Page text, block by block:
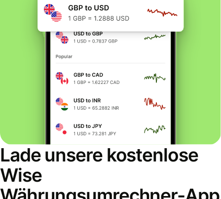
Lade unsere kostenlose
Wise